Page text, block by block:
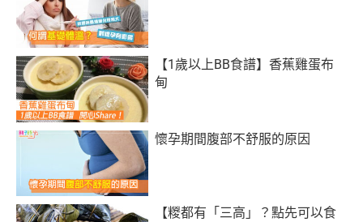
【1歲以上BB食譜】香蕉雞蛋布
甸
懷孕期間腹部不舒服的原因
【糉都有「三高」？點先可以食